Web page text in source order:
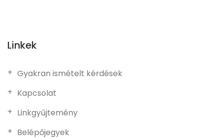
Linkek
Gyakran ismételt kérdések
Kapcsolat
Linkgyűjtemény
Belépőjegyek